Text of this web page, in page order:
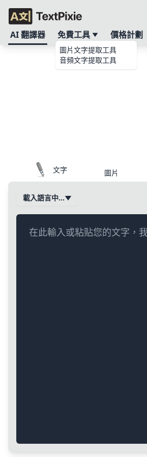
AI 翻譯器 免費工具
圖片文字提取工具
音頻文字提取工具
價格計劃
文字 圖片
載入語言中…